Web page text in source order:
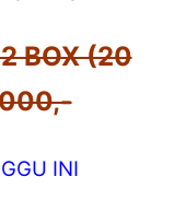
2 BOX (20
INI